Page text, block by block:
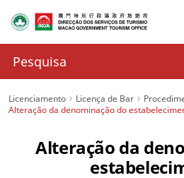
Licenciamento Licença de Bar
Alteração da denominação do
Alteração da